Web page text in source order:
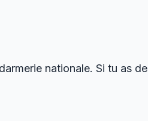
nationale. Si tu as